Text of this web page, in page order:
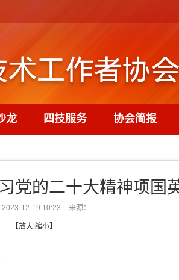
龙 四技服务 协会简报
党的二十大精神项国
2023-12-19 10:23 来源：
【放大 缩小】